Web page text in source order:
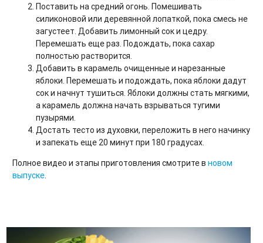
Поставить на средний огонь. Помешивать
силиконовой или деревянной лопаткой, пока смесь не
загустеет. Добавить лимонный сок и цедру.
Перемешать еще раз. Подождать, пока сахар
полностью растворится.
Добавить в карамель очищенные и нарезанные
яблоки. Перемешать и подождать, пока яблоки дадут
сок и начнут тушиться. Яблоки должны стать мягкими,
а карамель должна начать взрываться тугими
пузырями.
Достать тесто из духовки, переложить в него начинку
и запекать еще 20 минут при 180 градусах.
Полное видео и этапы приготовления смотрите в новом
выпуске.